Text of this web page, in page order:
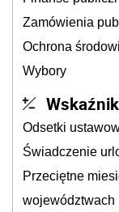
Zamówienia
Ochrona
Wybory
Odsetki
Świadczenie
Przeciętne
województwach